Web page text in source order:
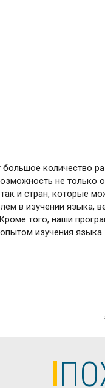
количество
не только
и стран, которые
в изучении языка,
того, наши
изучения языка